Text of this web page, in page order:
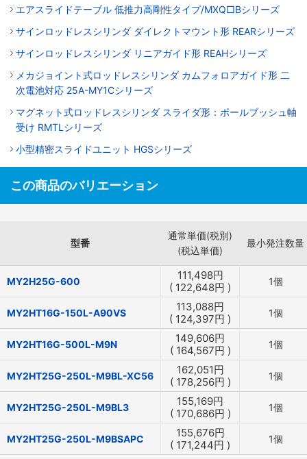
エアスライドテーブル 低推力高剛性タイプ/MXQ□Bシリーズ
サインロッドレスシリンダ ダイレクトマウント形 REARシリーズ
サインロッドレスシリンダ リニアガイド形 REAHシリーズ
メカジョイント式ロッドレスシリンダ カムフォロアガイド形 二
次電池対応 25A-MY1Cシリーズ
マグネット式ロッドレスシリンダ スライダ形：ボールブッシュ軸
受け RMTLシリーズ
小型精密スライドユニット HGSシリーズ
この商品のバリエーション
型番
通常単価(税別)
(税込単価)
最小発注数量
MY2H25G-600 111,498円
( 122,648円 ) 1個
MY2HT16G-150L-A90VS 113,088円
( 124,397円 ) 1個
MY2HT16G-500L-M9N 149,606円
( 164,567円 ) 1個
MY2HT25G-250L-M9BL-XC56 162,051円
( 178,256円 ) 1個
MY2HT25G-250L-M9BL3 155,169円
( 170,686円 ) 1個
MY2HT25G-250L-M9BSAPC 155,676円
( 171,244円 ) 1個